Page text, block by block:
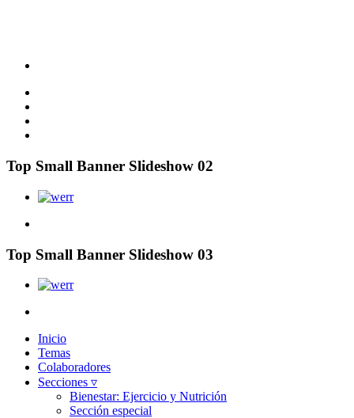
Top Small Banner Slideshow 02
Top Small Banner Slideshow 03
Inicio
Temas
Colaboradores
Secciones ▿
Bienestar: Ejercicio y Nutrición
Sección especial